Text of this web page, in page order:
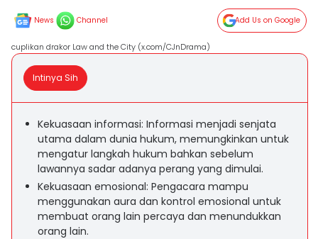
News Channel Add Us on Google
cuplikan drakor Law and the City (x.com/CJnDrama)
Intinya Sih
Kekuasaan informasi: Informasi menjadi senjata
utama dalam dunia hukum, memungkinkan untuk
mengatur langkah hukum bahkan sebelum
lawannya sadar adanya perang yang dimulai.
Kekuasaan emosional: Pengacara mampu
menggunakan aura dan kontrol emosional untuk
membuat orang lain percaya dan menundukkan
orang lain.